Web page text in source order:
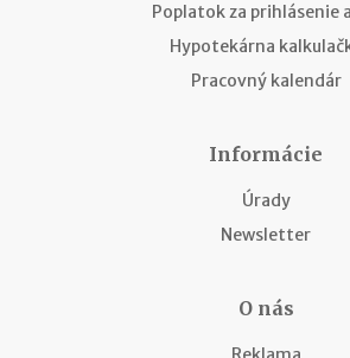
Poplatok za prihlásenie
Hypotekárna
Pracovný kalendár
Informácie
Úrady
Newsletter
O nás